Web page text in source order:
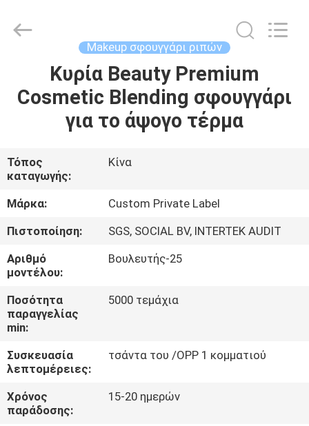
ΠΡΟΪΌΝΤΑ
ΠΕΡΊΠΟΥ
ΕΜΕΊΣ
ΓΎΡΟΣ
ΕΡΓΟΣΤΑΣΊΩΝ
ΠΟΙΟΤΙΚΌΣ
ΈΛΕΓΧΟΣ
SITEMAP
PRIVACY
Makeup σφουγγάρι ριπών
Κυρία Beauty Premium
Cosmetic Blending σφουγγάρι
για το άψογο τέρμα
Τόπος
καταγωγής:
Κίνα
Μάρκα:
Custom Private Label
Πιστοποίηση:
SGS, SOCIAL BV, INTERTEK AUDIT
Αριθμό
μοντέλου:
Βουλευτής-25
Ποσότητα
παραγγελίας
min:
5000 τεμάχια
Συσκευασία
λεπτομέρειες:
τσάντα του /OPP 1 κομματιού
Χρόνος
παράδοσης:
15-20 ημερών